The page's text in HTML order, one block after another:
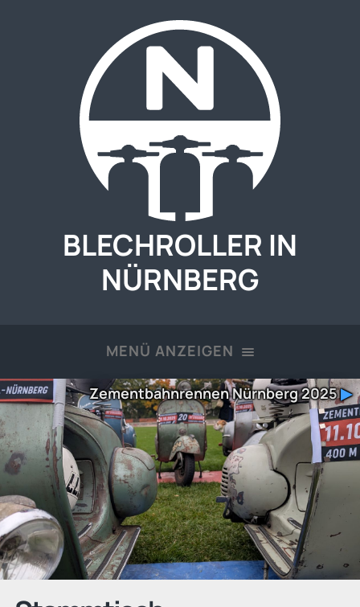
BLECHROLLER IN
NÜRNBERG
MENÜ ANZEIGEN
Zementbahnrennen Nürnberg 2025▶